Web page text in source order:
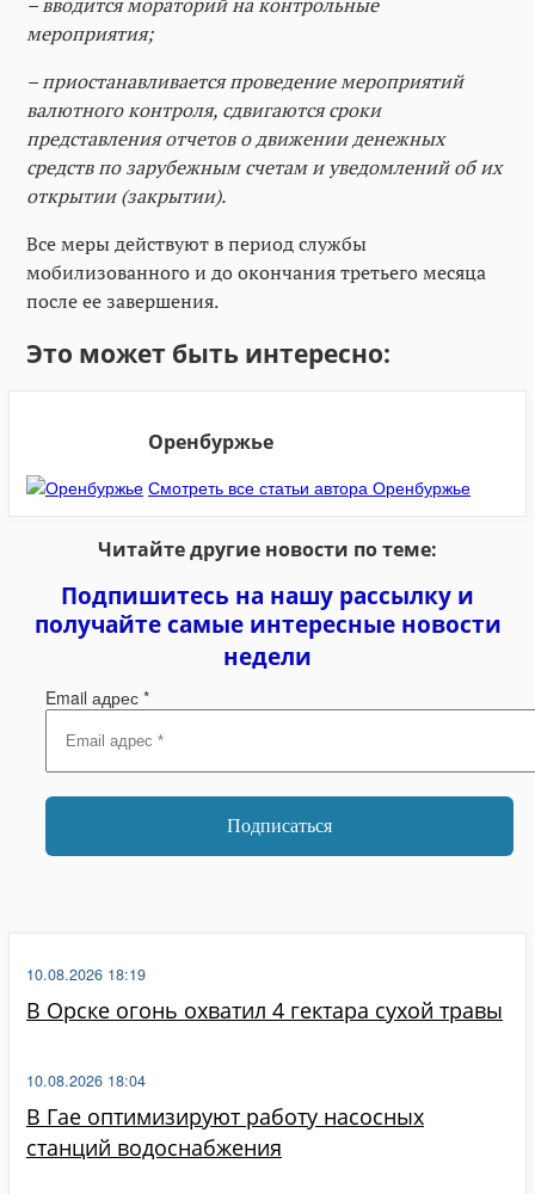
мероприятия;
– приостанавливается проведение мероприятий
валютного контроля, сдвигаются сроки
представления отчетов о движении денежных
средств по зарубежным счетам и уведомлений об их
открытии (закрытии).
Все меры действуют в период службы
мобилизованного и до окончания третьего месяца
после ее завершения.
Это может быть интересно:
Оренбуржье
Смотреть все статьи автора Оренбуржье
Читайте другие новости по теме:
Подпишитесь на нашу рассылку и
получайте самые интересные новости
недели
Email адрес *
В Орске огонь охватил 4 гектара сухой травы
10.08.2026 18:19
В Гае оптимизируют работу насосных
станций водоснабжения
10.08.2026 18:04